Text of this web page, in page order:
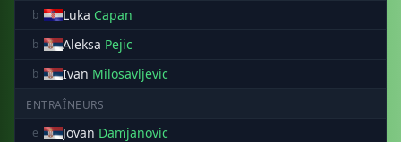
b Luka Capan
b Aleksa Pejic
b Ivan Milosavljevic
ENTRAÎNEURS
e
Jovan Damjanovic